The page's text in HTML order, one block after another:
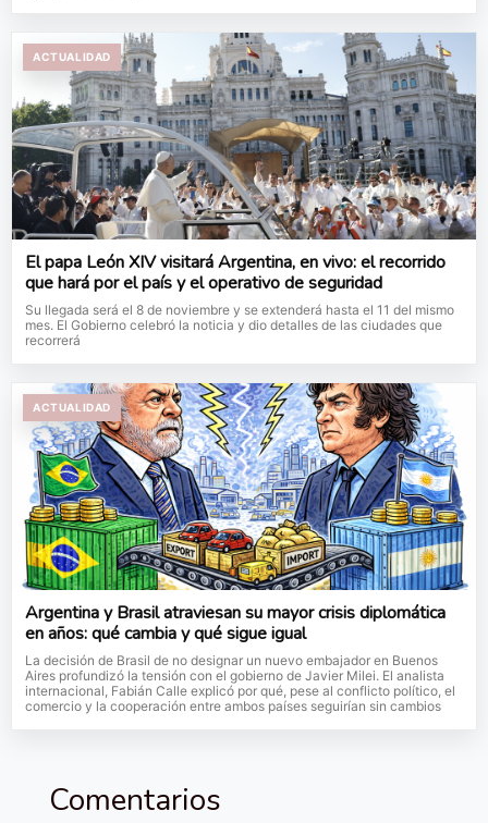
ACTUALIDAD
El papa León XIV visitará Argentina, en vivo: el recorrido
que hará por el país y el operativo de seguridad
Su llegada será el 8 de noviembre y se extenderá hasta el 11 del mismo
mes. El Gobierno celebró la noticia y dio detalles de las ciudades que
recorrerá
ACTUALIDAD
Argentina y Brasil atraviesan su mayor crisis diplomática
en años: qué cambia y qué sigue igual
La decisión de Brasil de no designar un nuevo embajador en Buenos
Aires profundizó la tensión con el gobierno de Javier Milei. El analista
internacional, Fabián Calle explicó por qué, pese al conflicto político, el
comercio y la cooperación entre ambos países seguirían sin cambios
Comentarios